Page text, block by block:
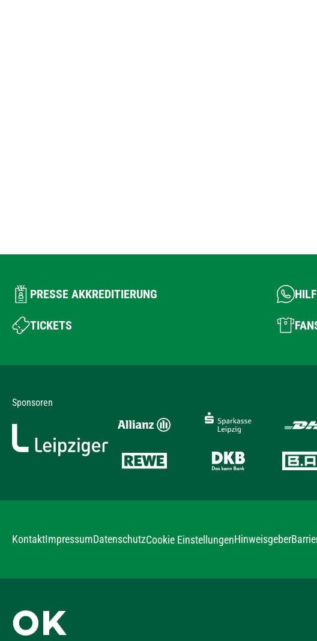
PRESSE AKKREDITIERUNG
TICKETS
Sponsoren
KontaktImpressumDatenschutzCookie EinstellungenHinweisgeber